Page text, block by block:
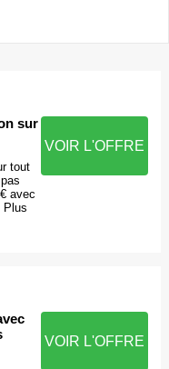
sur
tout
avec
Plus
VOIR L'OFFRE
VOIR L'OFFRE